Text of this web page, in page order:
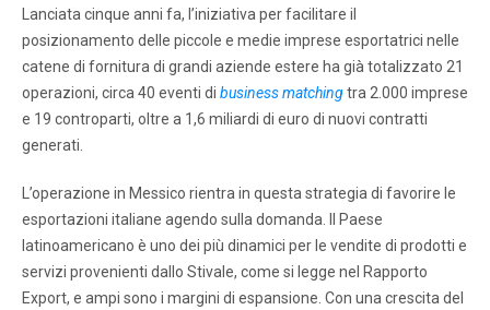
Lanciata cinque anni fa, l’iniziativa per facilitare il
posizionamento delle piccole e medie imprese esportatrici nelle
catene di fornitura di grandi aziende estere ha già totalizzato 21
operazioni, circa 40 eventi di business matchingtra 2.000 imprese
e 19 controparti, oltre a 1,6 miliardi di euro di nuovi contratti
generati.
L’operazione in Messico rientra in questa strategia di favorire le
esportazioni italiane agendo sulla domanda. Il Paese
latinoamericano è uno dei più dinamici per le vendite di prodotti e
servizi provenienti dallo Stivale, come si legge nel Rapporto
Export, e ampi sono i margini di espansione. Con una crescita del